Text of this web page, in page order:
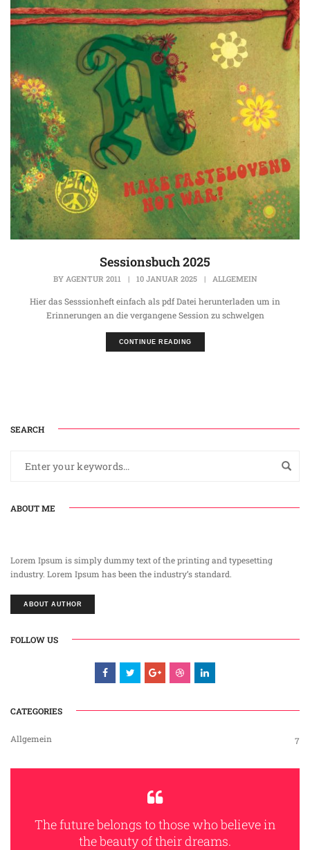
Sessionsbuch 2025
BY AGENTUR 2011 | 10 JANUAR 2025 | ALLGEMEIN
Hier das Sesssionheft einfach als pdf Datei herunterladen um in
Erinnerungen an die vergangene Session zu schwelgen
CONTINUE READING
SEARCH
ABOUT ME
Lorem Ipsum is simply dummy text of the printing and typesetting
industry. Lorem Ipsum has been the industry’s standard.
ABOUT AUTHOR
FOLLOW US
CATEGORIES
Allgemein 7
The future belongs to those who believe in
the beauty of their dreams.